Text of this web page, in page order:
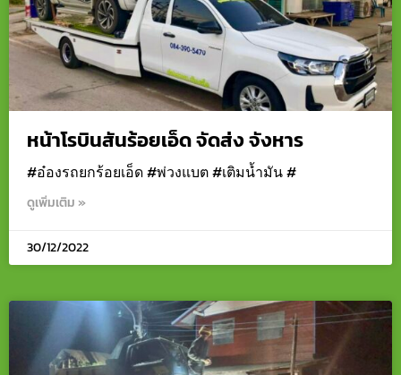
หน้าโรบินสันร้อยเอ็ด จัดส่ง จังหาร
#อ๋องรถยกร้อยเอ็ด #พ่วงแบต #เติมน้ำมัน #
ดูเพิ่มเติม »
30/12/2022